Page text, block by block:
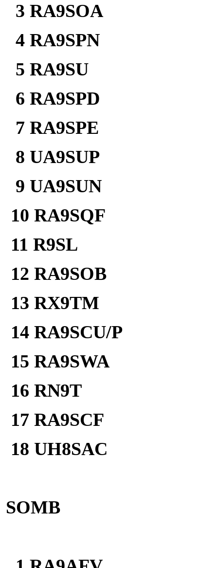
3 RA9SOA
4 RA9SPN
5 RA9SU
6 RA9SPD
7 RA9SPE
8 UA9SUP
9 UA9SUN
10 RA9SQF
11 R9SL
12 RA9SOB
13 RX9TM
14 RA9SCU/P
15 RA9SWA
16 RN9T
17
18
SOMB